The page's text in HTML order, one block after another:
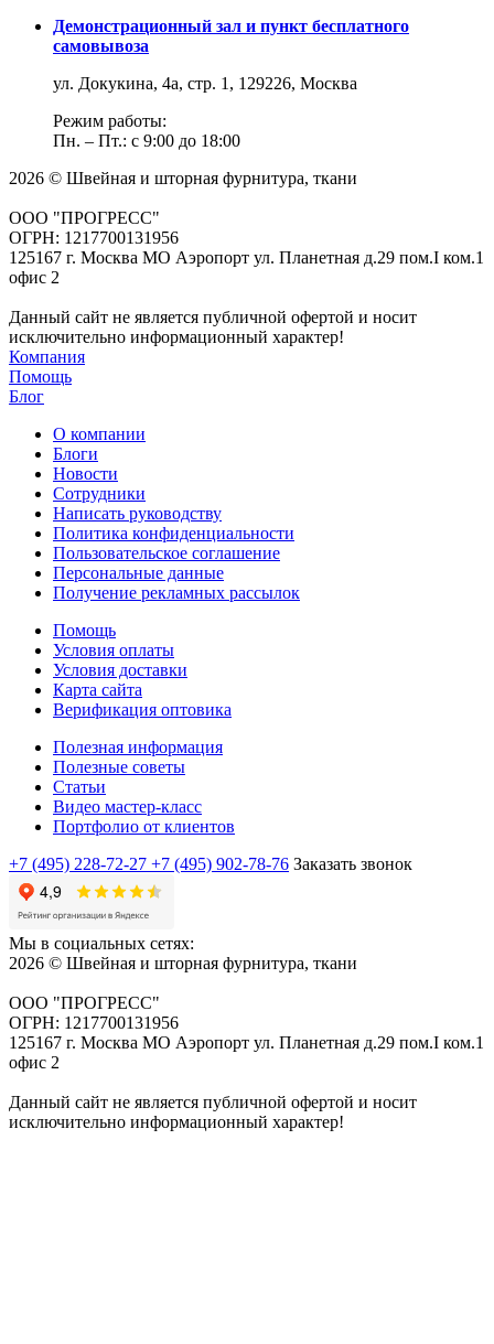
Демонстрационный зал и пункт бесплатного
самовывоза
ул. Докукина, 4а, стр. 1, 129226, Москва
Режим работы:
Пн. – Пт.: с 9:00 до 18:00
2026 © Швейная и шторная фурнитура, ткани
ООО "ПРОГРЕСС"
ОГРН: 1217700131956
125167 г. Москва МО Аэропорт ул. Планетная д.29 пом.I ком.1
офис 2
Данный сайт не является публичной офертой и носит
исключительно информационный характер!
Компания
Помощь
Блог
О компании
Блоги
Новости
Сотрудники
Написать руководству
Политика конфиденциальности
Пользовательское соглашение
Персональные данные
Получение рекламных рассылок
Помощь
Условия оплаты
Условия доставки
Карта сайта
Верификация оптовика
Полезная информация
Полезные советы
Статьи
Видео мастер-класс
Портфолио от клиентов
+7 (495) 228-72-27 +7 (495) 902-78-76 Заказать звонок
Мы в социальных сетях:
2026 © Швейная и шторная фурнитура, ткани
ООО "ПРОГРЕСС"
ОГРН: 1217700131956
125167 г. Москва МО Аэропорт ул. Планетная д.29 пом.I ком.1
офис 2
Данный сайт не является публичной офертой и носит
исключительно информационный характер!